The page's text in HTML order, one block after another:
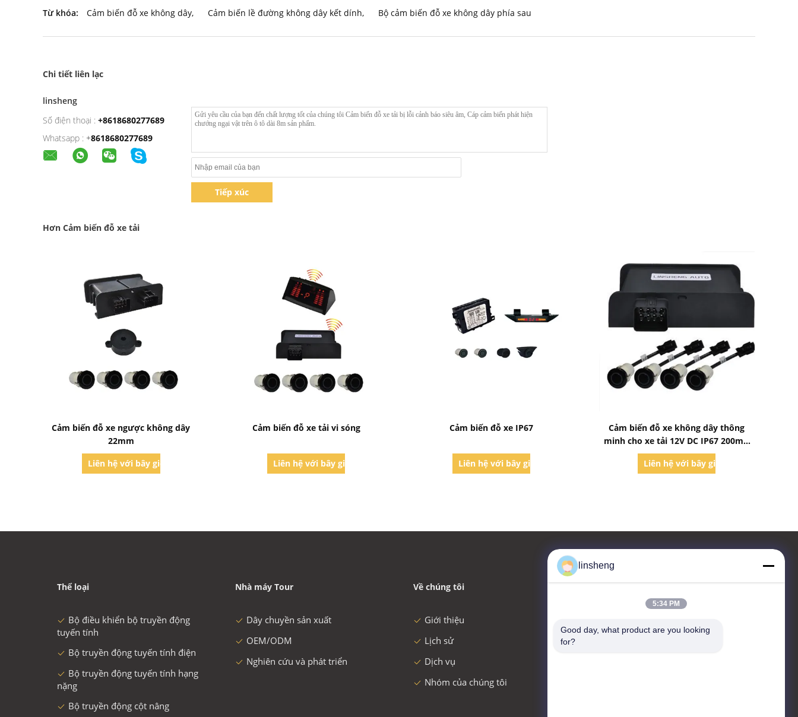
Từ khóa: Cảm biến đỗ xe không dây, Cảm biến lề đường không dây kết dính, Bộ cảm biến đỗ xe không dây phía sau
Chi tiết liên lạc
linsheng
Số điện thoại : +8618680277689
Whatsapp : +8618680277689
Tiếp xúc
Hơn Cảm biến đỗ xe tải
Bad Request
Cảm biến đỗ xe ngược không dây
22mm
Liên hệ với bây giờ
Bad Request
Cảm biến đỗ xe tải vi sóng
Liên hệ với bây giờ
Bad Request
Cảm biến đỗ xe IP67
Liên hệ với bây giờ
Bad Request
Cảm biến đỗ xe không dây thông
minh cho xe tải 12V DC IP67 200mA
Max
Liên hệ với bây giờ
Thể loại
Bộ điều khiển bộ truyền động
tuyến tính
Bộ truyền động tuyến tính điện
Bộ truyền động tuyến tính hạng
nặng
Bộ truyền động cột nâng
Nhà máy Tour
Dây chuyền sản xuất
OEM/ODM
Nghiên cứu và phát triển
Về chúng tôi
Giới thiệu
Lịch sử
Dịch vụ
Nhóm của chúng tôi
Liên hệ với chúng tôi
ENTERPRISE CO., LTD
linsheng
5:34 PM
Good day, what product are you looking
for?